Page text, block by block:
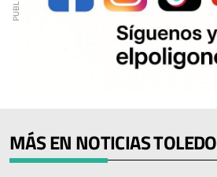
MÁS EN NOTICIAS TOLEDO